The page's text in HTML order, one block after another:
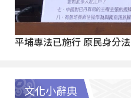
平埔專法已施行 原民身分
文化小辭典